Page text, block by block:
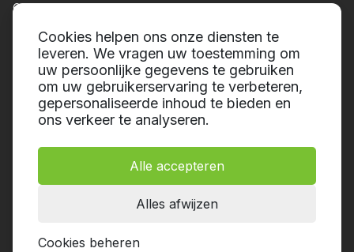
Cookies helpen ons onze diensten te
leveren. We vragen uw toestemming om
uw persoonlijke gegevens te gebruiken
om uw gebruikerservaring te verbeteren,
gepersonaliseerde inhoud te bieden en
ons verkeer te analyseren.
Alle accepteren
Alles afwijzen
Cookies beheren
© 2014-2026, Icecream Apps.
Alle rechten voorbehouden
Onze auteurs
Partnerschap
Gebruiksvoorwaarden
Teruggave beleid
Privacybeleid